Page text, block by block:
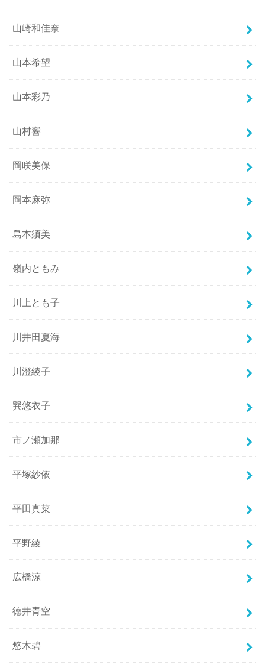
山崎和佳奈
山本希望
山本彩乃
山村響
岡咲美保
岡本麻弥
島本須美
嶺内ともみ
川上とも子
川井田夏海
川澄綾子
巽悠衣子
市ノ瀬加那
平塚紗依
平田真菜
平野綾
広橋涼
徳井青空
悠木碧